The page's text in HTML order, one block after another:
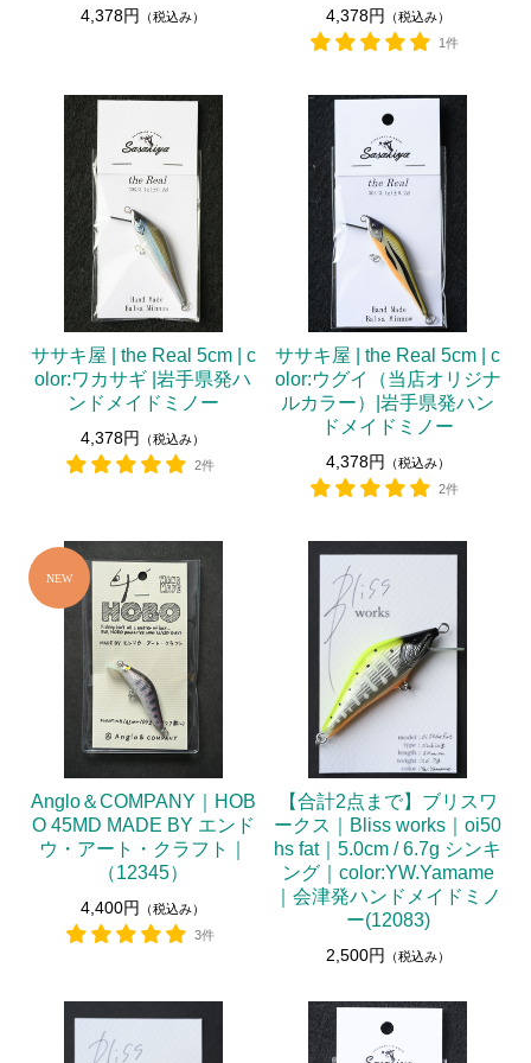
4,378円 （税込み） 4,378円
（税込み）
1件
ササキ屋 | the Real 5cm | c
olor:ワカサギ |岩手県発ハ
ンドメイドミノー
4,378円
（税込み）
2件
ササキ屋 | the Real 5cm | c
olor:ウグイ（当店オリジナ
ルカラー）|岩手県発ハン
ドメイドミノー
4,378円
（税込み）
2件
Anglo＆COMPANY｜HOB
O 45MD MADE BY エンド
ウ・アート・クラフト｜
（12345）
4,400円
（税込み）
3件
【合計2点まで】ブリスワ
ークス｜Bliss works｜oi50
hs fat｜5.0cm / 6.7g シンキ
ング｜color:YW.Yamame
｜会津発ハンドメイドミノ
ー(12083)
2,500円 （税込み）